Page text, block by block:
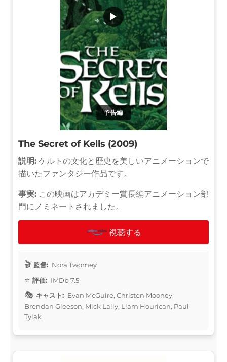
予告編
▶
The Secret of Kells (2009)
説明: ケルトの文化と歴史を美しいアニメーションで
描いたファンタジー作品です。
事実: この映画はアカデミー賞長編アニメーション部
門にノミネートされました。
視聴する
監督: Nora Twomey
評価: IMDb 7.5
キャスト: Evan McGuire, Christen Mooney,
Brendan Gleeson, Mick Lally, Liam Hourican, Paul
Tylak